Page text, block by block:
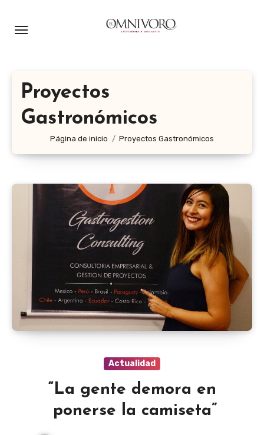
Proyectos
Gastronómicos
Página de inicio Proyectos Gastronómicos
Actualidad
“La gente demora en
ponerse la camiseta”